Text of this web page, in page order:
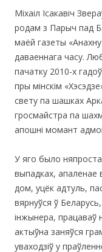
Міхаіл Ісакавіч
родам з Парыч пад
маёй газеты
даваеннага часу.
пачатку 2010-х
пры мінскім
свету па шашках
гросмайстра па
апошні момант
У яго было
выпадках, апаленае
дом, уцёк адтуль,
вярнуўся ў
інжынера, працаваў
актыўна заняўся
уваходзіў у